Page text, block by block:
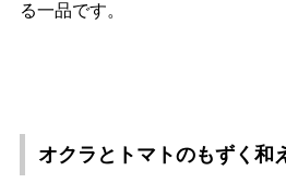
る一品です。
オクラとトマトのもずく和